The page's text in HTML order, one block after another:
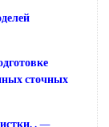
сточных
. —